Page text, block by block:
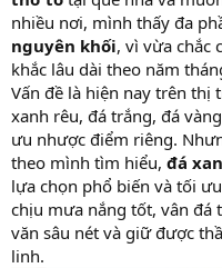
nhiều nơi, mình thấy đa
nguyên khối, vì vừa chắc
khắc lâu dài theo năm
Vấn đề là hiện nay trên thị
xanh rêu, đá trắng, đá
ưu nhược điểm riêng.
theo mình tìm hiểu, đá
lựa chọn phổ biến và tối
chịu mưa nắng tốt, vân đá
văn sâu nét và giữ được
linh.